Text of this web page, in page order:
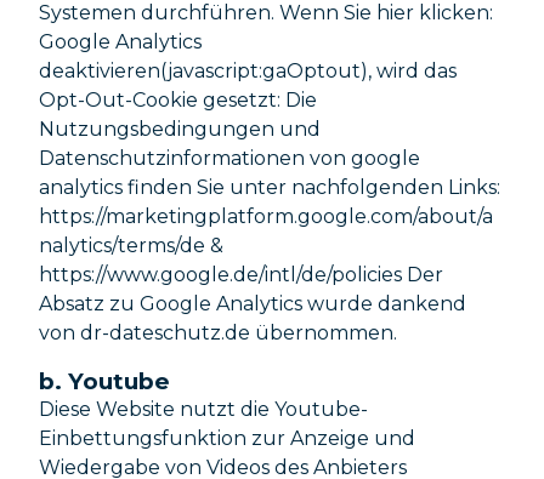
Systemen durchführen. Wenn Sie hier klicken:
Google Analytics
deaktivieren(javascript:gaOptout), wird das
Opt-Out-Cookie gesetzt: Die
Nutzungsbedingungen und
Datenschutzinformationen von google
analytics finden Sie unter nachfolgenden Links:
https://marketingplatform.google.com/about/a
nalytics/terms/de &
https://www.google.de/intl/de/policies Der
Absatz zu Google Analytics wurde dankend
von dr-dateschutz.de übernommen.
b. Youtube
Diese Website nutzt die Youtube-
Einbettungsfunktion zur Anzeige und
Wiedergabe von Videos des Anbieters